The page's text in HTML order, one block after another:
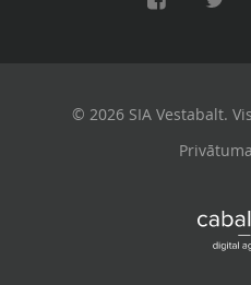
© 2026 SIA Vestabalt.